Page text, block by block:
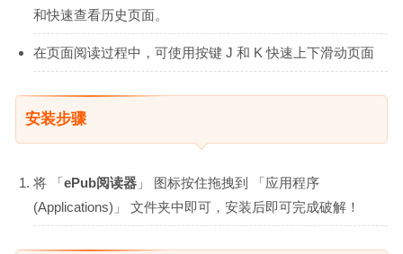
和快速查看历史页面。
在页面阅读过程中，可使用按键 J 和 K 快速上下滑动页面
安装步骤
将 「ePub阅读器 」 图标按住拖拽到 「应用程序
(Applications)」 文件夹中即可，安装后即可完成破解！